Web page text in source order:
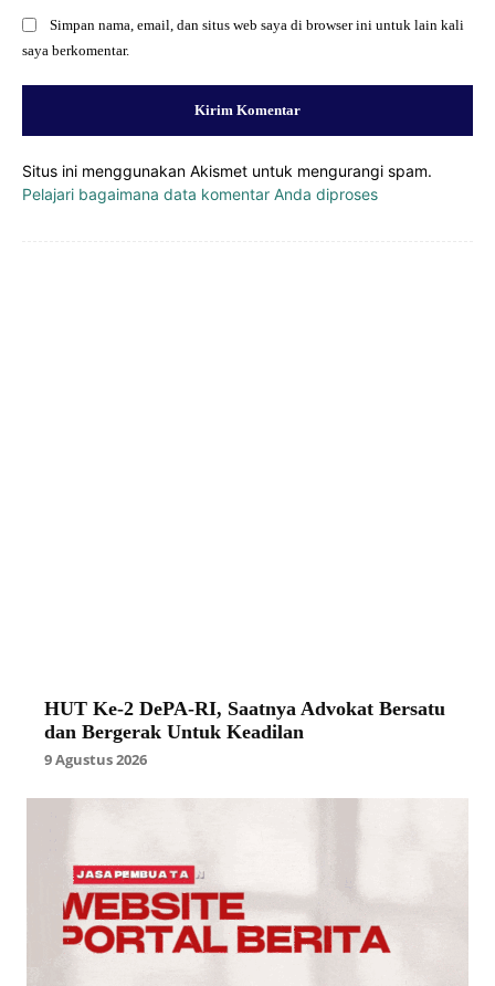
Simpan nama, email, dan situs web saya di browser ini untuk lain kali
saya berkomentar.
Situs ini menggunakan Akismet untuk mengurangi spam.
Pelajari bagaimana data komentar Anda diproses
HUT Ke-2 DePA-RI, Saatnya Advokat Bersatu
dan Bergerak Untuk Keadilan
9 Agustus 2026